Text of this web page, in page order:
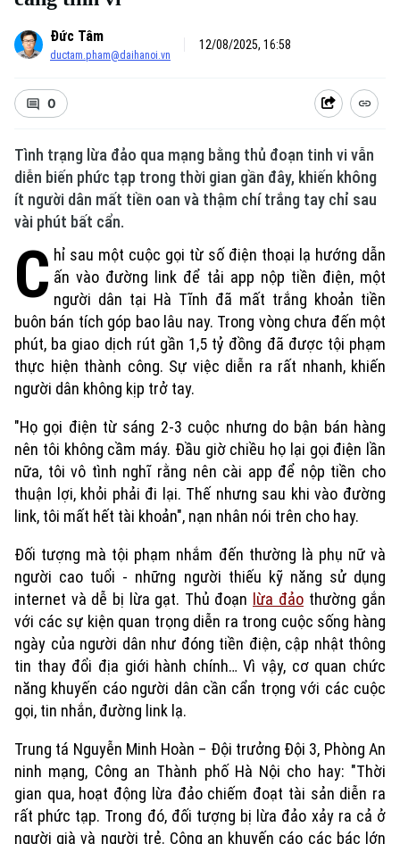
Xu hướng
Đức Tâm
ductam.pham@daihanoi.vn
12/08/2025, 16:58
0
Tình trạng lừa đảo qua mạng bằng thủ đoạn tinh vi vẫn
diễn biến phức tạp trong thời gian gần đây, khiến không
ít người dân mất tiền oan và thậm chí trắng tay chỉ sau
vài phút bất cẩn.
C hỉ sau một cuộc gọi từ số điện thoại lạ hướng dẫn
ấn vào đường link để tải app nộp tiền điện, một
người dân tại Hà Tĩnh đã mất trắng khoản tiền
buôn bán tích góp bao lâu nay. Trong vòng chưa đến một
phút, ba giao dịch rút gần 1,5 tỷ đồng đã được tội phạm
thực hiện thành công. Sự việc diễn ra rất nhanh, khiến
người dân không kịp trở tay.
"Họ gọi điện từ sáng 2-3 cuộc nhưng do bận bán hàng
nên tôi không cầm máy. Đầu giờ chiều họ lại gọi điện lần
nữa, tôi vô tình nghĩ rằng nên cài app để nộp tiền cho
thuận lợi, khỏi phải đi lại. Thế nhưng sau khi vào đường
link, tôi mất hết tài khoản", nạn nhân nói trên cho hay.
Đối tượng mà tội phạm nhắm đến thường là phụ nữ và
người cao tuổi - những người thiếu kỹ năng sử dụng
internet và dễ bị lừa gạt. Thủ đoạn lừa đảo thường gắn
với các sự kiện quan trọng diễn ra trong cuộc sống hàng
ngày của người dân như đóng tiền điện, cập nhật thông
tin thay đổi địa giới hành chính… Vì vậy, cơ quan chức
năng khuyến cáo người dân cần cẩn trọng với các cuộc
gọi, tin nhắn, đường link lạ.
Trung tá Nguyễn Minh Hoàn – Đội trưởng Đội 3, Phòng An
ninh mạng, Công an Thành phố Hà Nội cho hay: "Thời
gian qua, hoạt động lừa đảo chiếm đoạt tài sản diễn ra
rất phức tạp. Trong đó, đối tượng bị lừa đảo xảy ra cả ở
người già và người trẻ. Công an khuyến cáo các bác lớn